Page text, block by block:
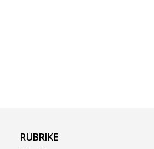
RUBRIKE